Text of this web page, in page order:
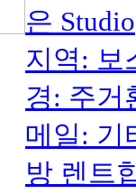
은 Studio
지역: 보
경: 주거
메일: 기
방 렌트